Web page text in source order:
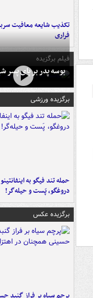
تکذیب شایعه معافیت
فراری
فیلم برگزیده
بوسه‌ پدر بر پای
برگزیده ورزشی
حمله تند فیگو به
دروغگو، پَست‌ و حیله‌گر!
برگزیده عکس
پرچم سیاه بر فراز گنبد